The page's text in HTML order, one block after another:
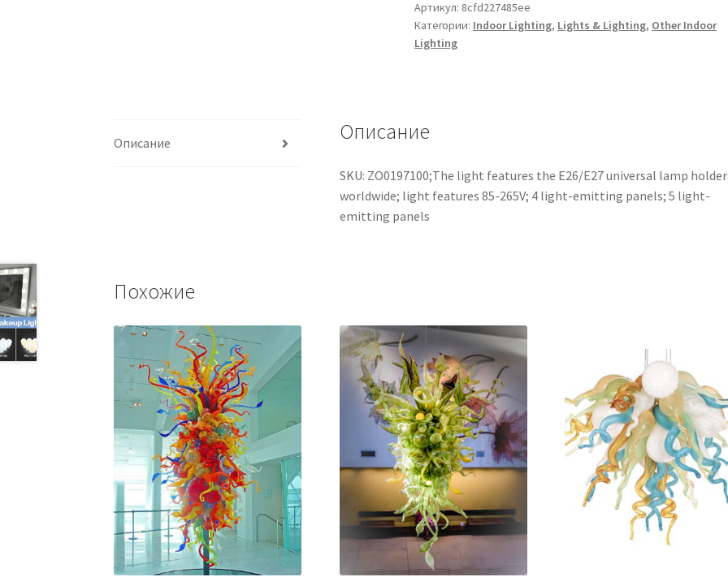
Артикул: 8cfd227485ee
Категории: Indoor Lighting, Lights & Lighting, Other Indoor
Lighting
Описание Описание
SKU: ZO0197100;The light features the E26/E27 universal lamp
worldwide; light features 85-265V; 4 light-emitting panels; 5 light-
emitting panels
Похожие